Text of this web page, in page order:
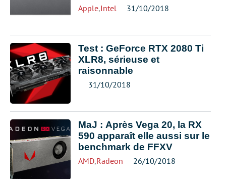
Apple,Intel 31/10/2018
Test : GeForce RTX 2080 Ti
XLR8, sérieuse et
raisonnable
31/10/2018
MaJ : Après Vega 20, la RX
590 apparaît elle aussi sur le
benchmark de FFXV
AMD,Radeon 26/10/2018